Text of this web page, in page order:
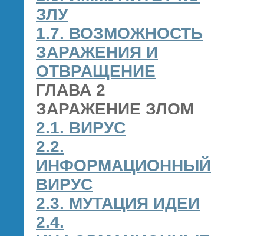
ЗЛУ
1.7. ВОЗМОЖНОСТЬ
ЗАРАЖЕНИЯ И
ОТВРАЩЕНИЕ
ГЛАВА 2
ЗАРАЖЕНИЕ ЗЛОМ
2.1. ВИРУС
2.2.
ИНФОРМАЦИОННЫЙ
ВИРУС
2.3. МУТАЦИЯ ИДЕИ
2.4.